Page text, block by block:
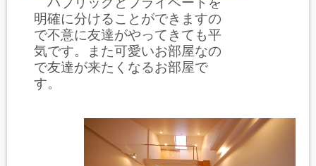
明確に分けることができますの
で不意に友達がやってきても平
気です。また可愛いお部屋なの
で友達が来たくなるお部屋で
す。